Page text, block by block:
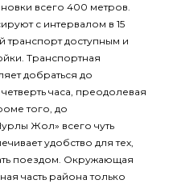
всего 400 метров.
с интервалом в 15
транспорт доступным и
Транспортная
добраться до
часа, преодолевая
того, до
Жол» всего чуть
удобство для тех,
поездом. Окружающая
часть района только